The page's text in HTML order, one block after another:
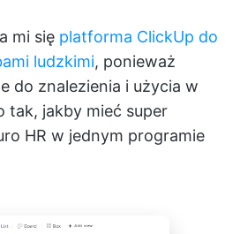
mi się platforma ClickUp do
ludzkimi, ponieważ
do znalezienia i użycia w
tak, jakby mieć super
HR w jednym programie